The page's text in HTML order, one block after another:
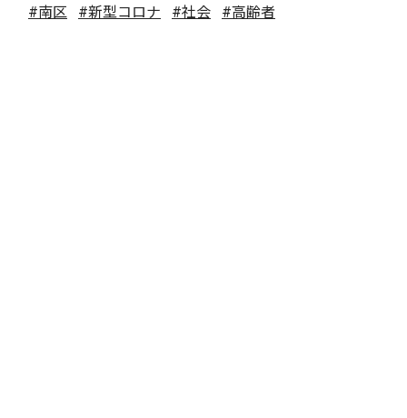
#南区 #新型コロナ #社会 #高齢者